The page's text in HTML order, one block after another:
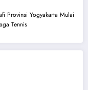
Provinsi Yogyakarta Mulai
Tennis